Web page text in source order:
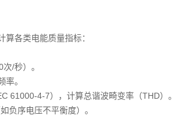
各类电能质量指标：
/秒）。
。
61000-4-7），计算总谐波畸变率（THD）。
负序电压不平衡度）。